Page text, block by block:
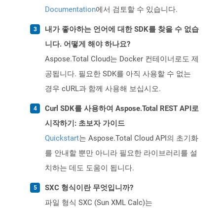
Documentation에서 검토할 수 있습니다.
내가 좋아하는 언어에 대한 SDK를 찾을 수 없습
니다. 어떻게 해야 하나요?
Aspose.Total Cloud는 Docker 컨테이너로도 제
공됩니다. 필요한 SDK를 아직 사용할 수 없는
경우 cURL과 함께 사용해 보십시오.
Curl SDK를 사용하여 Aspose.Total REST API로
시작하기: 초보자 가이드
Quickstart는 Aspose.Total Cloud API의 초기화
를 안내할 뿐만 아니라 필요한 라이브러리를 설
치하는 데도 도움이 됩니다.
SXC 형식이란 무엇입니까?
파일 형식 SXC (Sun XML Calc)는